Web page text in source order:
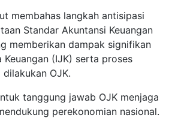
membahas langkah antisipasi
Standar Akuntansi Keuangan
memberikan dampak signifikan
Keuangan (IJK) serta proses
OJK.
tanggung jawab OJK menjaga
perekonomian nasional.